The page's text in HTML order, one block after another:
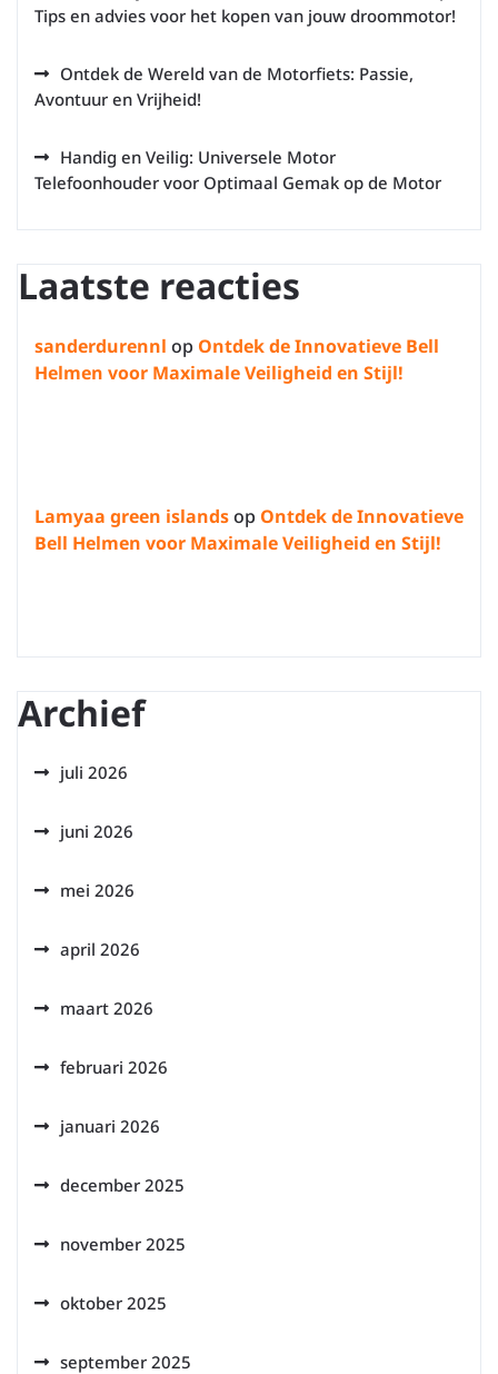
Tips en advies voor het kopen van jouw droommotor!
Ontdek de Wereld van de Motorfiets: Passie,
Avontuur en Vrijheid!
Handig en Veilig: Universele Motor
Telefoonhouder voor Optimaal Gemak op de Motor
Laatste reacties
sanderdurennl op Ontdek de Innovatieve Bell
Helmen voor Maximale Veiligheid en Stijl!
Lamyaa green islandsop Ontdek de Innovatieve
Bell Helmen voor Maximale Veiligheid en Stijl!
Archief
juli 2026
juni 2026
mei 2026
april 2026
maart 2026
februari 2026
januari 2026
december 2025
november 2025
oktober 2025
september 2025